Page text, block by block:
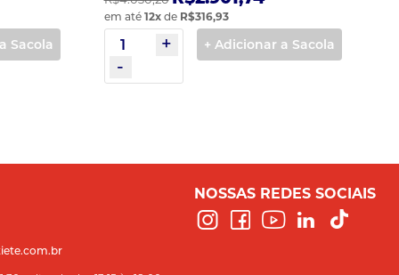
Sacola
em até 12xde R$316,93
+ Adicionar a Sacola
NOSSAS REDES SOCIAIS